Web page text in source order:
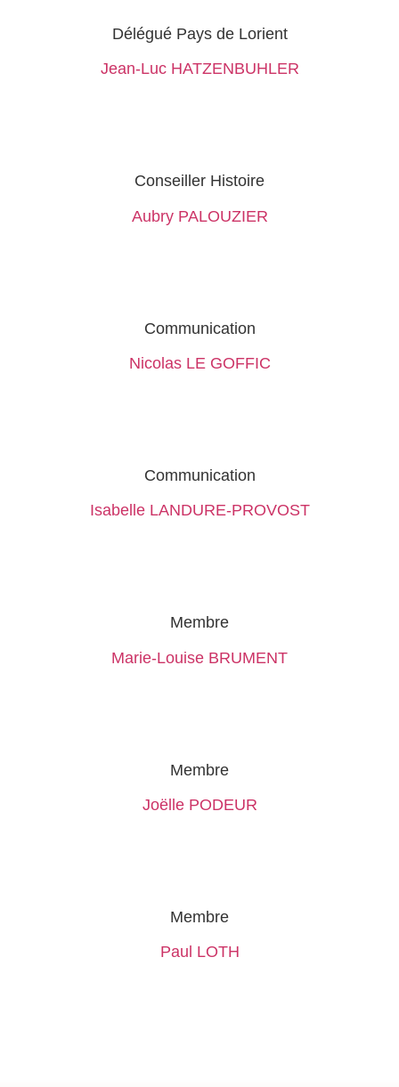
Délégué Pays de Lorient
Jean-Luc HATZENBUHLER
Conseiller Histoire
Aubry PALOUZIER
Communication
Nicolas LE GOFFIC
Communication
Isabelle LANDURE-PROVOST
Membre
Marie-Louise BRUMENT
Membre
Joëlle PODEUR
Membre
Paul LOTH